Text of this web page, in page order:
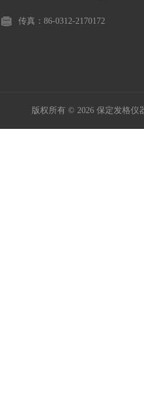
传真：86-0312-2170172
版权所有 © 2026 保定发格仪